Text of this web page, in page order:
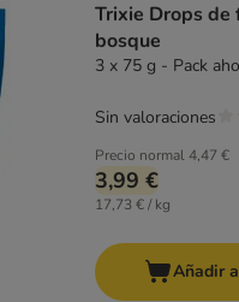
Trixie Drops de
bosque
3 x 75 g - Pack
Precio normal4,47 €
3,99 €
17,73 € / kg
Sin valoraciones
Añadir